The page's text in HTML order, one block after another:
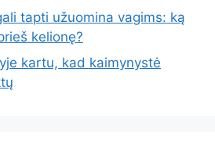
tapti užuomina vagims: ką
kelionę?
kartu, kad kaimynystė